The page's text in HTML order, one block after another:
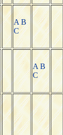
A B
C
A B
C